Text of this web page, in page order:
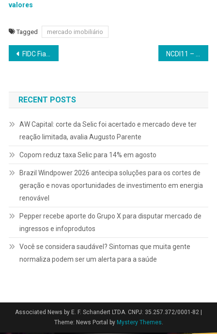
valores
Tagged mercado imobiliário
Navegação
Post
FIDC Fiagro Campo Arado adota pulverização setorial para reduzir riscos
RECENT POSTS
AW Capital: corte da Selic foi acertado e mercado deve ter
reação limitada, avalia Augusto Parente
Copom reduz taxa Selic para 14% em agosto
Brazil Windpower 2026 antecipa soluções para os cortes de
geração e novas oportunidades de investimento em energia
renovável
Pepper recebe aporte do Grupo X para disputar mercado de
ingressos e infoprodutos
Você se considera saudável? Sintomas que muita gente
normaliza podem ser um alerta para a saúde
Associated News by E. F. Schandert LTDA. CNPJ: 35.257.372/0001-82 |
Theme: News Portal by Mystery Themes